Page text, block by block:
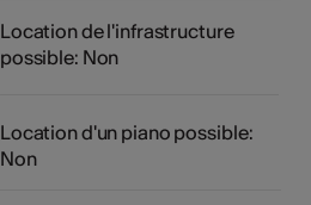
Location de l'infrastructure
possible: Non
Location d'un piano possible:
Non